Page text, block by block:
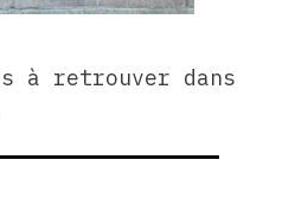
à retrouver dans